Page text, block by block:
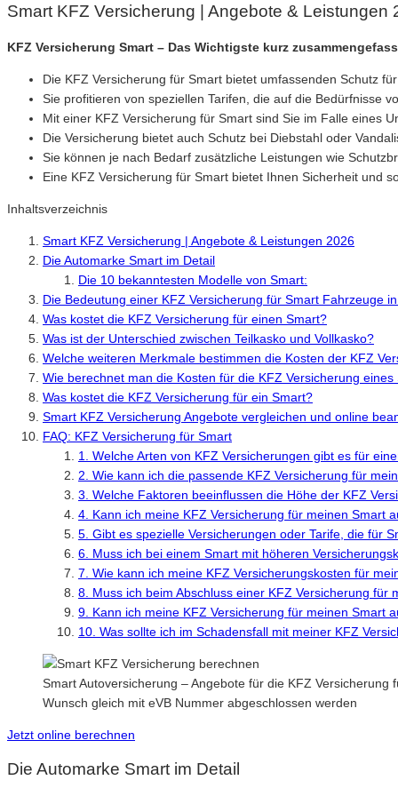
Smart KFZ Versicherung | Angebote & Leistungen
KFZ Versicherung Smart – Das Wichtigste kurz
Die KFZ Versicherung für Smart bietet umfassenden Schutz
Sie profitieren von speziellen Tarifen, die auf die Bedürfnisse
Mit einer KFZ Versicherung für Smart sind Sie im Falle eines
Die Versicherung bietet auch Schutz bei Diebstahl oder
Sie können je nach Bedarf zusätzliche Leistungen wie
Eine KFZ Versicherung für Smart bietet Ihnen Sicherheit und
Inhaltsverzeichnis
Smart KFZ Versicherung | Angebote & Leistungen 2026
Die Automarke Smart im Detail
Die 10 bekanntesten Modelle von Smart:
Die Bedeutung einer KFZ Versicherung für Smart Fahrzeuge
Was kostet die KFZ Versicherung für einen Smart?
Was ist der Unterschied zwischen Teilkasko und Vollkasko?
Welche weiteren Merkmale bestimmen die Kosten der KFZ
Wie berechnet man die Kosten für die KFZ Versicherung
Was kostet die KFZ Versicherung für ein Smart?
Smart KFZ Versicherung Angebote vergleichen und online
FAQ: KFZ Versicherung für Smart
1. Welche Arten von KFZ Versicherungen gibt es für
2. Wie kann ich die passende KFZ Versicherung für
3. Welche Faktoren beeinflussen die Höhe der KFZ
4. Kann ich meine KFZ Versicherung für meinen Smart
5. Gibt es spezielle Versicherungen oder Tarife, die für
6. Muss ich bei einem Smart mit höheren
7. Wie kann ich meine KFZ Versicherungskosten für
8. Muss ich beim Abschluss einer KFZ Versicherung für
9. Kann ich meine KFZ Versicherung für meinen Smart
10. Was sollte ich im Schadensfall mit meiner KFZ
Smart Autoversicherung – Angebote für die KFZ
Wunsch gleich mit eVB Nummer abgeschlossen werden
Jetzt online berechnen
Die Automarke Smart im Detail